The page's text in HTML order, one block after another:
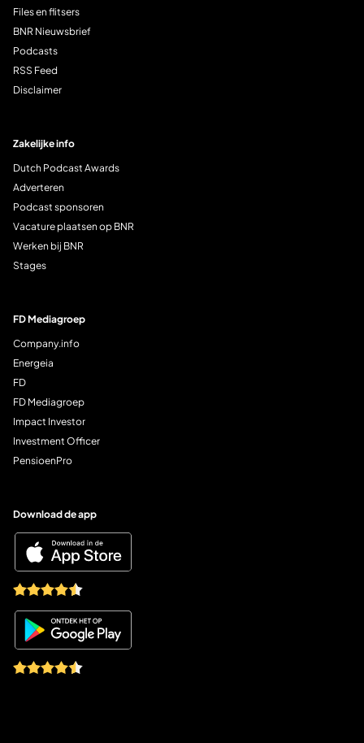
Files en flitsers
BNR Nieuwsbrief
Podcasts
RSS Feed
Disclaimer
Zakelijke info
Dutch Podcast Awards
Adverteren
Podcast sponsoren
Vacature plaatsen op BNR
Werken bij BNR
Stages
FD Mediagroep
Company.info
Energeia
FD
FD Mediagroep
Impact Investor
Investment Officer
PensioenPro
Download de app